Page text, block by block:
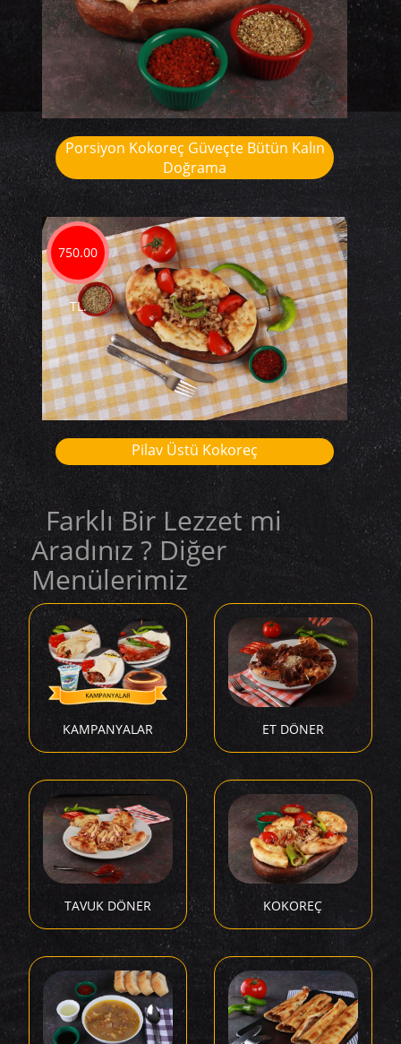
Porsiyon Kokoreç Güveçte Bütün Kalın
Doğrama
750.00
TL.
Pilav Üstü Kokoreç
Farklı Bir Lezzet mi
Aradınız ? Diğer
Menülerimiz
KAMPANYALAR ET DÖNER
TAVUK DÖNER KOKOREÇ